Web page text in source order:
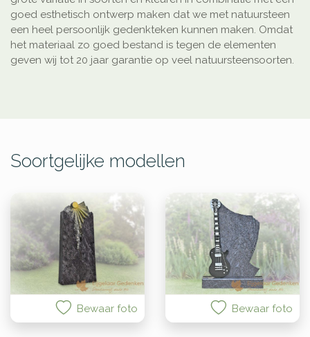
goed esthetisch ontwerp maken dat we met natuursteen
een heel persoonlijk gedenkteken kunnen maken. Omdat
het materiaal zo goed bestand is tegen de elementen
geven wij tot 20 jaar garantie op veel natuursteensoorten.
Soortgelijke modellen
Bewaar foto Bewaar foto